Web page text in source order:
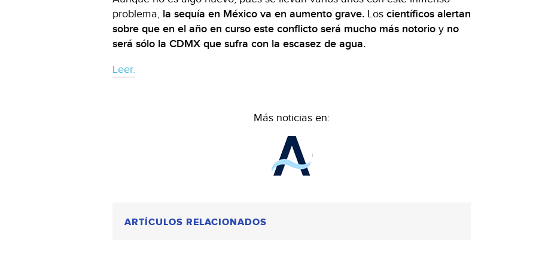
problema, la sequía en México va en aumento grave. Los científicos alertan
sobre que en el año en curso este conflicto será mucho más notorio y no
será sólo la CDMX que sufra con la escasez de agua.
Leer.
Más noticias en:
ARTÍCULOS RELACIONADOS